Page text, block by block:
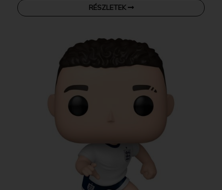
RÉSZLETEK